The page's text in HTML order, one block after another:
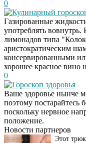
0
Кулинарный
Газированные
употреблять
лимонадов типа
аристократическим
консервированными
хорошее красное вино
0
Гороскоп здоровья
Ваше здоровье нынче
поэтому постарайтесь
поскольку нервное
положение.
Новости партнеров
Даже
исчезнет
если
Этот